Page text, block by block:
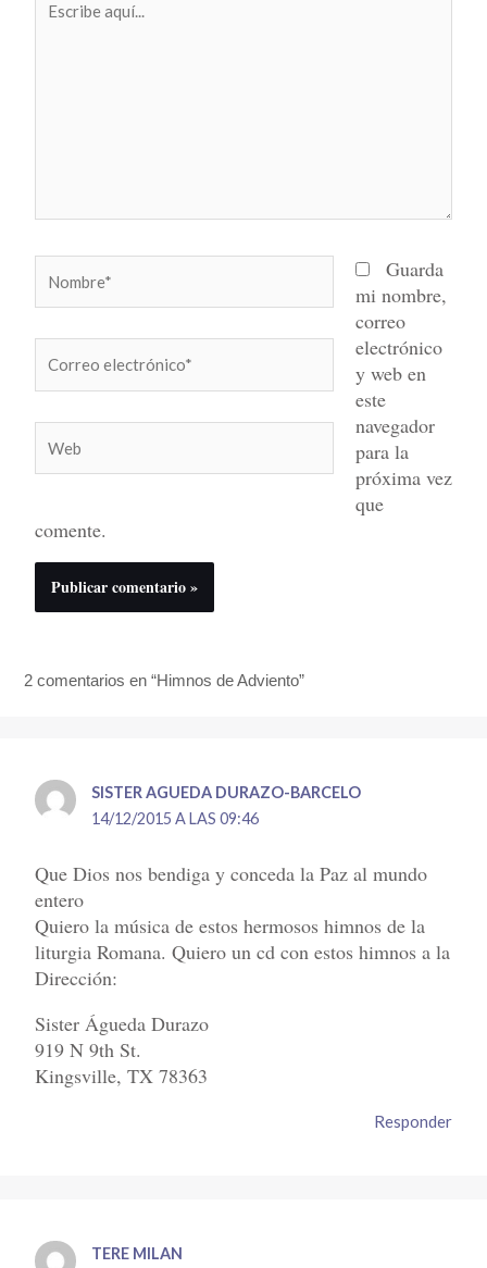
aquí...
electrónico*
Guarda
mi nombre,
correo
electrónico
y web en
este
navegador
para la
próxima vez
que
comente.
2 comentarios en “Himnos de Adviento”
SISTER AGUEDA DURAZO-BARCELO
14/12/2015 A LAS 09:46
Que Dios nos bendiga y conceda la Paz al mundo
entero
Quiero la música de estos hermosos himnos de la
liturgia Romana. Quiero un cd con estos himnos a la
Dirección:
Sister Águeda Durazo
919 N 9th St.
Kingsville, TX 78363
Responder
TERE MILAN